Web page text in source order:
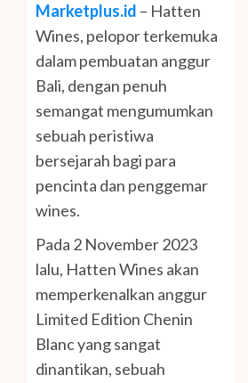
Marketplus.id – Hatten
Wines, pelopor terkemuka
dalam pembuatan anggur
Bali, dengan penuh
semangat mengumumkan
sebuah peristiwa
bersejarah bagi para
pencinta dan penggemar
wines.
Pada 2 November 2023
lalu, Hatten Wines akan
memperkenalkan anggur
Limited Edition Chenin
Blanc yang sangat
dinantikan, sebuah